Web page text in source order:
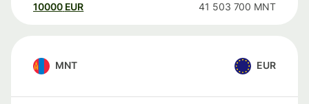
10000 EUR 41 503 700 MNT
MNT EUR